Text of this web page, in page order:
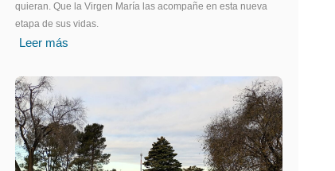
quieran. Que la Virgen María las acompañe en esta nueva
etapa de sus vidas.
Leer más